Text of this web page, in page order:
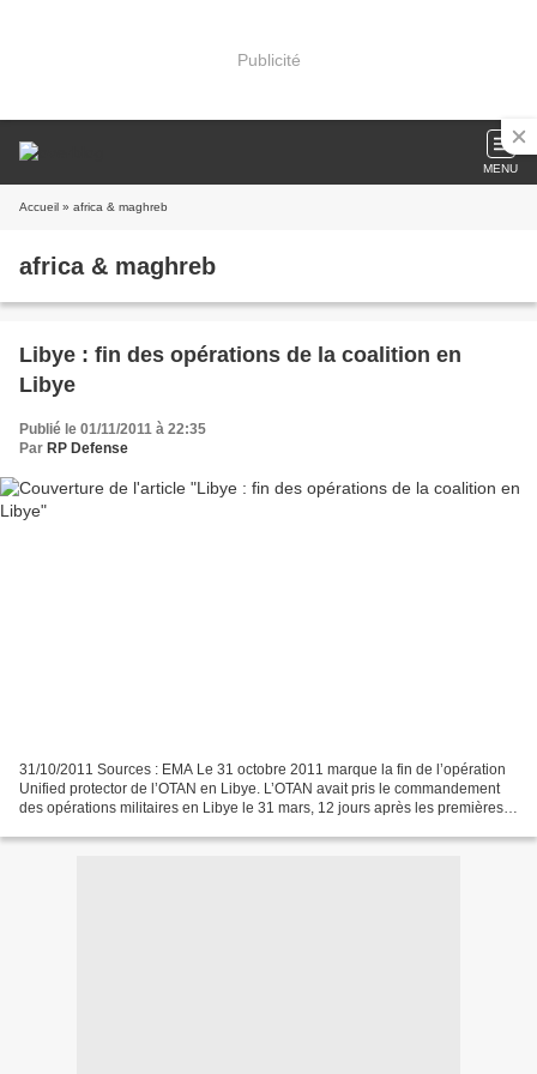
Publicité
MENU
Accueil » africa & maghreb
africa & maghreb
Libye : fin des opérations de la coalition en
Libye
Publié le 01/11/2011 à 22:35
Par RP Defense
31/10/2011 Sources : EMA Le 31 octobre 2011 marque la fin de l’opération
Unified protector de l’OTAN en Libye. L’OTAN avait pris le commandement
des opérations militaires en Libye le 31 mars, 12 jours après les premières